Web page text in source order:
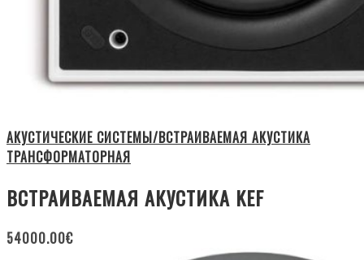
АКУСТИЧЕСКИЕ СИСТЕМЫ/ВСТРАИВАЕМАЯ АКУСТИКА
ТРАНСФОРМАТОРНАЯ
ВСТРАИВАЕМАЯ АКУСТИКА KEF
54000.00€